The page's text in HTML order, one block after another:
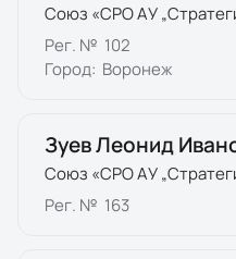
Союз «СРО АУ
Рег. № 102
Город: Воронеж
Зуев Леонид
Союз «СРО АУ
Рег. № 163